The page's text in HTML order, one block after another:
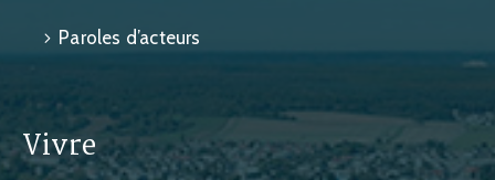
Paroles d’acteurs
Vivre